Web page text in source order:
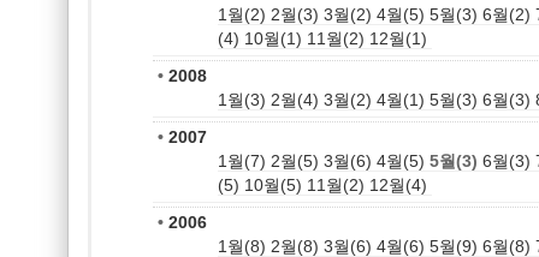
1월(2) 2월(3) 3월(2) 4월(5) 5월(3) 6월(2)
(4) 10월(1) 11월(2) 12월(1)
• 2008
1월(3) 2월(4) 3월(2) 4월(1) 5월(3) 6월(3)
• 2007
1월(7) 2월(5) 3월(6) 4월(5) 5월(3) 6월(3)
(5) 10월(5) 11월(2) 12월(4)
• 2006
1월(8) 2월(8) 3월(6) 4월(6) 5월(9) 6월(8)